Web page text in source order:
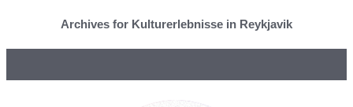
Archives for Kulturerlebnisse in Reykjavik